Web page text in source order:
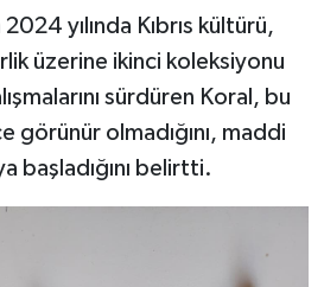
yılında Kıbrıs kültürü,
üzerine ikinci koleksiyonu
sürdüren Koral, bu
görünür olmadığını, maddi
başladığını belirtti.